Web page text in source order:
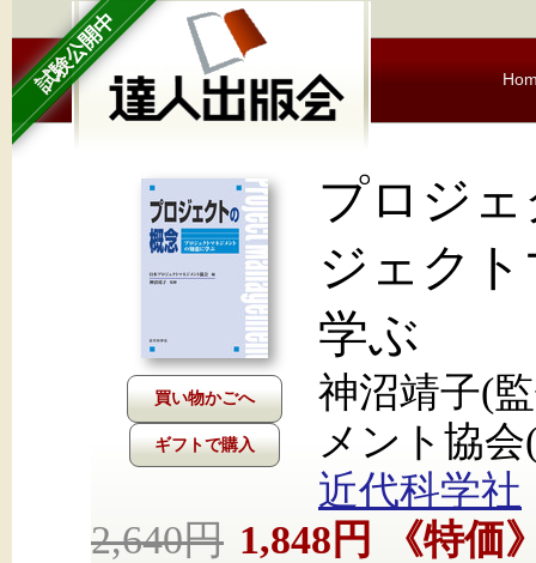
試験公開中
ギフトで購入
プロジ
ジェク
学ぶ
神沼靖子(
メント協
近代科学社
2,640円 1,848円
《特価